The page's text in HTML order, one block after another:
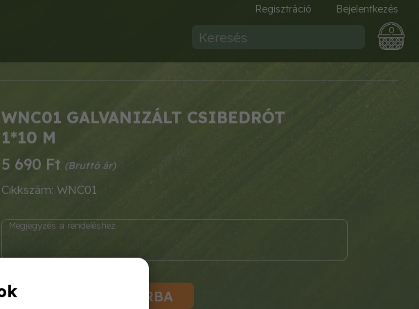
Regisztráció Bejelentkezés
0
WNC01 GALVANIZÁLT CSIBEDRÓT
1*10 M
5 690 Ft
Cikkszám: WNC01
KOSÁRBA